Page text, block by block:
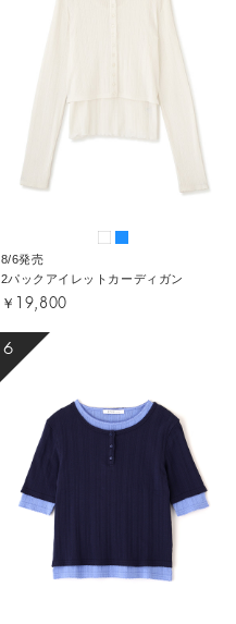
8/6発売
2パックアイレットカーディガン
￥19,800
6